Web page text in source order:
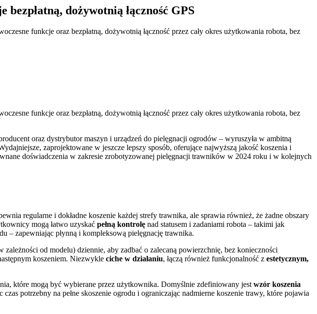
dożywotnią łączność GPS
funkcje oraz bezpłatną, dożywotnią łączność przez cały okres użytkowania robota, bez
funkcje oraz bezpłatną, dożywotnią łączność przez cały okres użytkowania robota, bez
oraz dystrybutor maszyn i urządzeń do pielęgnacji ogrodów – wyruszyła w ambitną
zaprojektowane w jeszcze lepszy sposób, oferujące najwyższą jakość koszenia i
doświadczenia w zakresie zrobotyzowanej pielęgnacji trawników w 2024 roku i w kolejnych
regularne i dokładne koszenie każdej strefy trawnika, ale sprawia również, że żadne obszary
mogą łatwo uzyskać pełną kontrolę nad statusem i zadaniami robota – takimi jak
– zapewniając płynną i kompleksową pielęgnację trawnika.
zależności od modelu) dziennie, aby zadbać o zalecaną powierzchnię, bez konieczności
koszeniem. Niezwykle ciche w działaniu, łączą również funkcjonalność z estetycznym,
które mogą być wybierane przez użytkownika. Domyślnie zdefiniowany jest wzór koszenia
potrzebny na pełne skoszenie ogrodu i ograniczając nadmierne koszenie trawy, które pojawia